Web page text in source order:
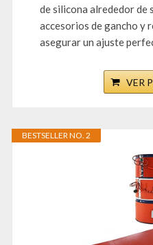
de silicona alrededor de
accesorios de gancho y
asegurar un ajuste
VER
BESTSELLER NO. 2